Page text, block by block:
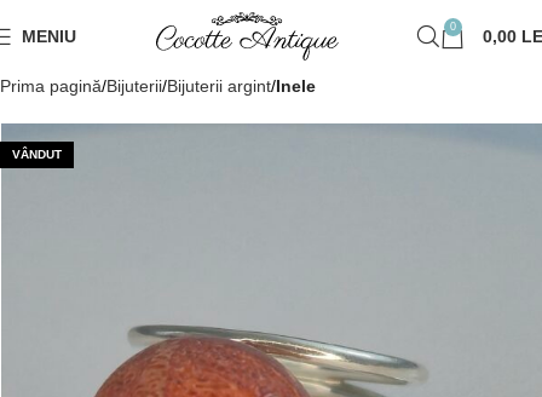
MENIU 0 0,00
Prima pagină Bijuterii Bijuterii argint Inele
VÂNDUT